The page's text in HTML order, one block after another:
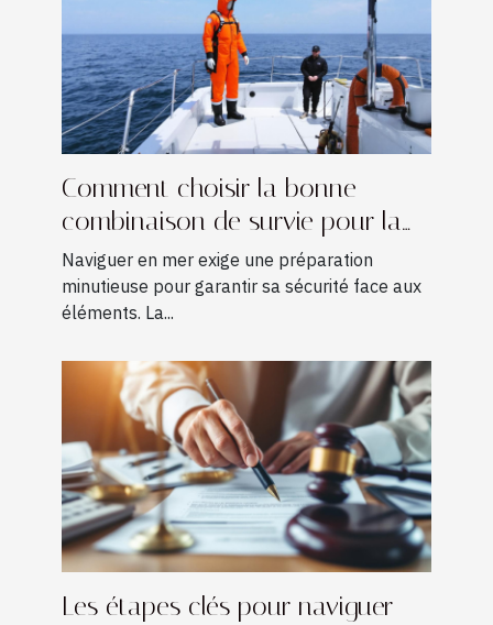
Comment choisir la bonne
combinaison de survie pour la
navigation ?
Naviguer en mer exige une préparation
minutieuse pour garantir sa sécurité face aux
éléments. La...
Les étapes clés pour naviguer